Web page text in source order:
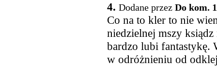
4. Dodane przez Do kom. 1
Co na to kler to nie
niedzielnej mszy
bardzo lubi fantastykę.
w odróżnieniu od